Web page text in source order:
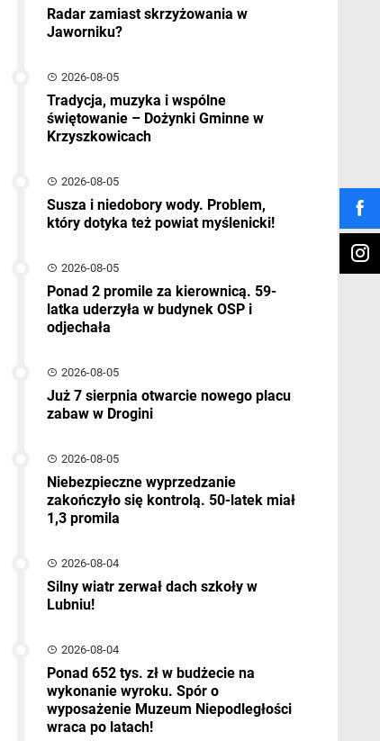
Radar zamiast skrzyżowania w
Jaworniku?
2026-08-05
Tradycja, muzyka i wspólne
świętowanie – Dożynki Gminne w
Krzyszkowicach
2026-08-05
Susza i niedobory wody. Problem,
który dotyka też powiat myślenicki!
2026-08-05
Ponad 2 promile za kierownicą. 59-
latka uderzyła w budynek OSP i
odjechała
2026-08-05
Już 7 sierpnia otwarcie nowego placu
zabaw w Drogini
2026-08-05
Niebezpieczne wyprzedzanie
zakończyło się kontrolą. 50-latek miał
1,3 promila
2026-08-04
Silny wiatr zerwał dach szkoły w
Lubniu!
2026-08-04
Ponad 652 tys. zł w budżecie na
wykonanie wyroku. Spór o
wyposażenie Muzeum Niepodległości
wraca po latach!